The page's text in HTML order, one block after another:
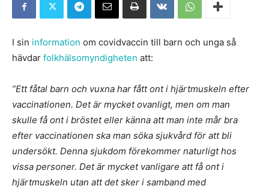
I sin information om covidvaccin till barn och unga så
hävdar folkhälsomyndigheten att:
”Ett fåtal barn och vuxna har fått ont i hjärtmuskeln efter
vaccinationen. Det är mycket ovanligt, men om man
skulle få ont i bröstet eller känna att man inte mår bra
efter vaccinationen ska man söka sjukvård för att bli
undersökt. Denna sjukdom förekommer naturligt hos
vissa personer. Det är mycket vanligare att få ont i
hjärtmuskeln utan att det sker i samband med